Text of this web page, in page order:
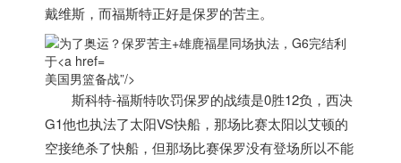
戴维斯，而福斯特正好是保罗的苦主。
美国男篮备战”/>
斯科特-福斯特吹罚保罗的战绩是0胜12负，西决
G1他也执法了太阳VS快船，那场比赛太阳以艾顿的
空接绝杀了快船，但那场比赛保罗没有登场所以不能